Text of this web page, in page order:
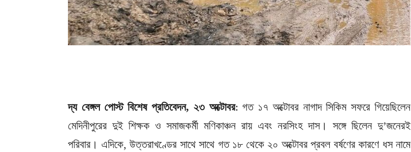
দ্য বেঙ্গল পোস্ট বিশেষ প্রতিবেদন, ২৩ অক্টোবর: গত ১৭ অক্টোবর নাগাদ সিকিম সফরে গিয়েছিলেন
মেদিনীপুরের দুই শিক্ষক ও সমাজকর্মী মণিকাঞ্চন রায় এবং নরসিংহ দাস। সঙ্গে ছিলেন দু’জনেরই
পরিবার। এদিকে, উত্তরাখণ্ডের সাথে সাথে গত ১৮ থেকে ২০ অক্টোবর প্রবল বর্ষণের কারণে ধস নামে